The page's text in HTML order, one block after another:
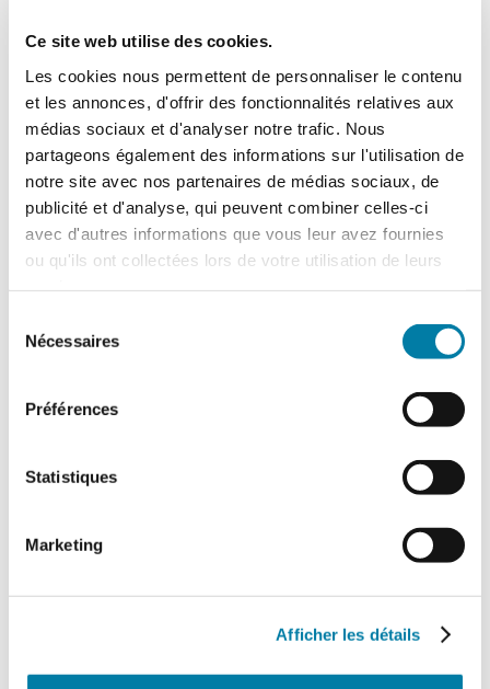
Ce site web utilise des cookies.
Les cookies nous permettent de personnaliser le contenu
et les annonces, d'offrir des fonctionnalités relatives aux
médias sociaux et d'analyser notre trafic. Nous
partageons également des informations sur l'utilisation de
notre site avec nos partenaires de médias sociaux, de
publicité et d'analyse, qui peuvent combiner celles-ci
avec d'autres informations que vous leur avez fournies
ou qu'ils ont collectées lors de votre utilisation de leurs
Nécessaires
Préférences
Statistiques
Marketing
Afficher les détails
Retour d’expérience : exercice attentat au
CH de l’Estran
Le centre hospitalier de l’Estran a organisé,
le 10 février 2026, un exercice attentat
terroriste de grande ampleur. Romain…
ce que change l’arrêté du 16 juillet 2026
certaines installations relevant des
rubriques 2790 (traitement…